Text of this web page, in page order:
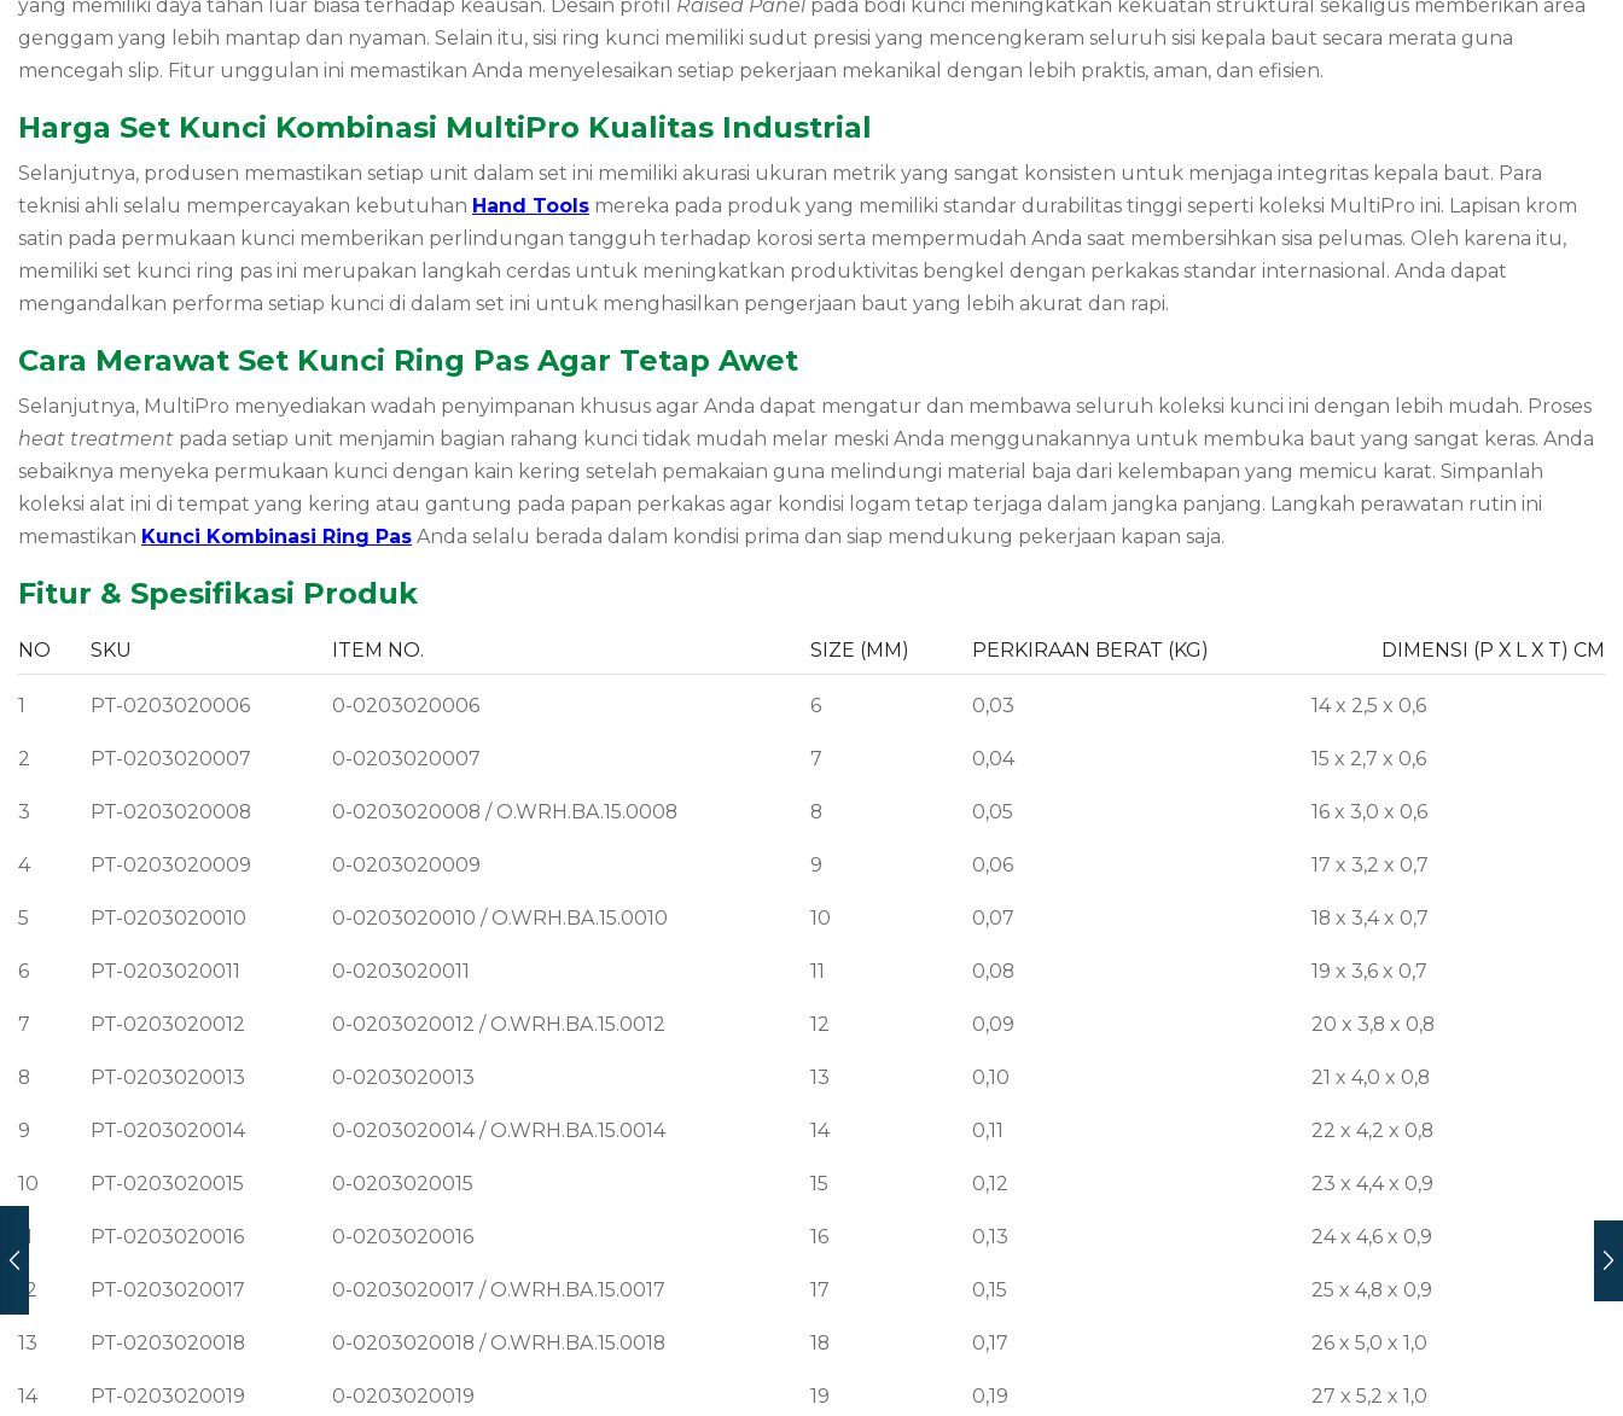
yang memiliki daya tahan luar biasa terhadap keausan. Desain profil Raised Panel pada bodi kunci meningkatkan kekuatan struktural sekaligus memberikan area
genggam yang lebih mantap dan nyaman. Selain itu, sisi ring kunci memiliki sudut presisi yang mencengkeram seluruh sisi kepala baut secara merata guna
mencegah slip. Fitur unggulan ini memastikan Anda menyelesaikan setiap pekerjaan mekanikal dengan lebih praktis, aman, dan efisien.
Harga Set Kunci Kombinasi MultiPro Kualitas Industrial
Selanjutnya, produsen memastikan setiap unit dalam set ini memiliki akurasi ukuran metrik yang sangat konsisten untuk menjaga integritas kepala baut. Para
teknisi ahli selalu mempercayakan kebutuhan Hand Tools mereka pada produk yang memiliki standar durabilitas tinggi seperti koleksi MultiPro ini. Lapisan krom
satin pada permukaan kunci memberikan perlindungan tangguh terhadap korosi serta mempermudah Anda saat membersihkan sisa pelumas. Oleh karena itu,
memiliki set kunci ring pas ini merupakan langkah cerdas untuk meningkatkan produktivitas bengkel dengan perkakas standar internasional. Anda dapat
mengandalkan performa setiap kunci di dalam set ini untuk menghasilkan pengerjaan baut yang lebih akurat dan rapi.
Cara Merawat Set Kunci Ring Pas Agar Tetap Awet
Selanjutnya, MultiPro menyediakan wadah penyimpanan khusus agar Anda dapat mengatur dan membawa seluruh koleksi kunci ini dengan lebih mudah. Proses
heat treatment pada setiap unit menjamin bagian rahang kunci tidak mudah melar meski Anda menggunakannya untuk membuka baut yang sangat keras. Anda
sebaiknya menyeka permukaan kunci dengan kain kering setelah pemakaian guna melindungi material baja dari kelembapan yang memicu karat. Simpanlah
koleksi alat ini di tempat yang kering atau gantung pada papan perkakas agar kondisi logam tetap terjaga dalam jangka panjang. Langkah perawatan rutin ini
memastikan Kunci Kombinasi Ring Pas Anda selalu berada dalam kondisi prima dan siap mendukung pekerjaan kapan saja.
Fitur & Spesifikasi Produk
NO SKU ITEM NO. SIZE (MM) PERKIRAAN BERAT (KG) DIMENSI (P X L X T) CM
1 PT-0203020006 0-0203020006 6 0,03 14 x 2,5 x 0,6
2 PT-0203020007 0-0203020007 7 0,04 15 x 2,7 x 0,6
3 PT-0203020008 0-0203020008 / O.WRH.BA.15.0008 8 0,05 16 x 3,0 x 0,6
4 PT-0203020009 0-0203020009 9 0,06 17 x 3,2 x 0,7
5 PT-0203020010 0-0203020010 / O.WRH.BA.15.0010 10 0,07 18 x 3,4 x 0,7
6 PT-0203020011 0-0203020011 11 0,08 19 x 3,6 x 0,7
7 PT-0203020012 0-0203020012 / O.WRH.BA.15.0012 12 0,09 20 x 3,8 x 0,8
8 PT-0203020013 0-0203020013 13 0,10 21 x 4,0 x 0,8
9 PT-0203020014 0-0203020014 / O.WRH.BA.15.0014 14 0,11 22 x 4,2 x 0,8
10 PT-0203020015 0-0203020015 15 0,12 23 x 4,4 x 0,9
PT-0203020016 0-0203020016 16 0,13 24 x 4,6 x 0,9
12 PT-0203020017 0-0203020017 / O.WRH.BA.15.0017 17 0,15 25 x 4,8 x 0,9
13 PT-0203020018 0-0203020018 / O.WRH.BA.15.0018 18 0,17 26 x 5,0 x 1,0
14 PT-0203020019 0-0203020019 19 0,19 27 x 5,2 x 1,0